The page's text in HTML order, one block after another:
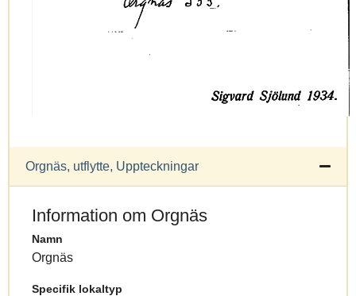
Orgnäs, utflytte, Uppteckningar
Information om Orgnäs
Namn
Orgnäs
Specifik lokaltyp